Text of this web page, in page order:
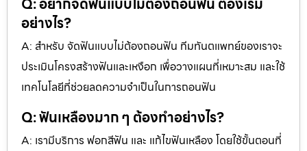
Q: อยากจัดฟันแบบไม่ต้องถอนฟัน ต้องเริ่ม
อย่างไร?
A: สำหรับ จัดฟันแบบไม่ต้องถอนฟัน ทีมทันตแพทย์ของเราจะ
ประเมินโครงสร้างฟันและเหงือก เพื่อวางแผนที่เหมาะสม และใช้
เทคโนโลยีที่ช่วยลดความจำเป็นในการถอนฟัน
Q: ฟันเหลืองมาก ๆ ต้องทำอย่างไร?
A: เรามีบริการ ฟอกสีฟัน และ แก้ไขฟันเหลือง โดยใช้ขั้นตอนที่